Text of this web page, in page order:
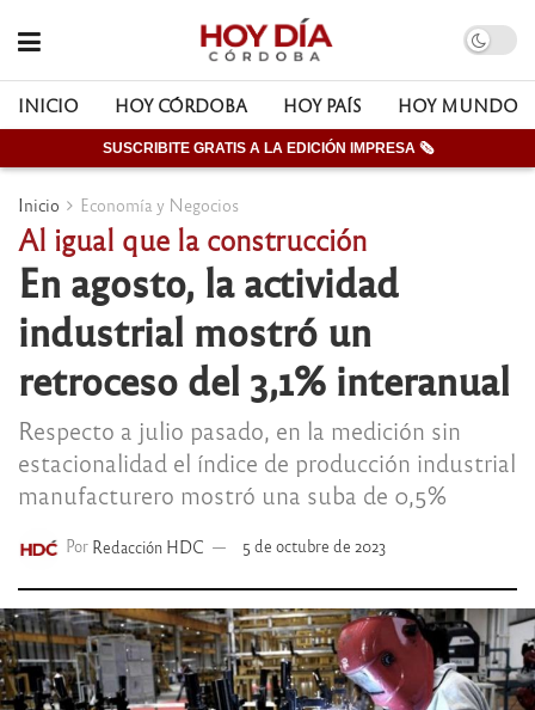
INICIO HOY CÓRDOBA HOY PAÍS HOY MUNDO
SUSCRIBITE GRATIS A LA EDICIÓN IMPRESA 🗞
Inicio Economía y Negocios
Al igual que la construcción
En agosto, la actividad
industrial mostró un
retroceso del 3,1% interanual
Respecto a julio pasado, en la medición sin
estacionalidad el índice de producción industrial
manufacturero mostró una suba de 0,5%
Por Redacción HDC 5 de octubre de 2023